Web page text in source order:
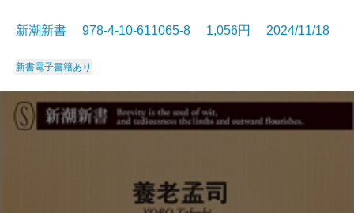
新潮新書 978-4-10-611065-8 1,056円 2024/11/18
新書電子書籍あり